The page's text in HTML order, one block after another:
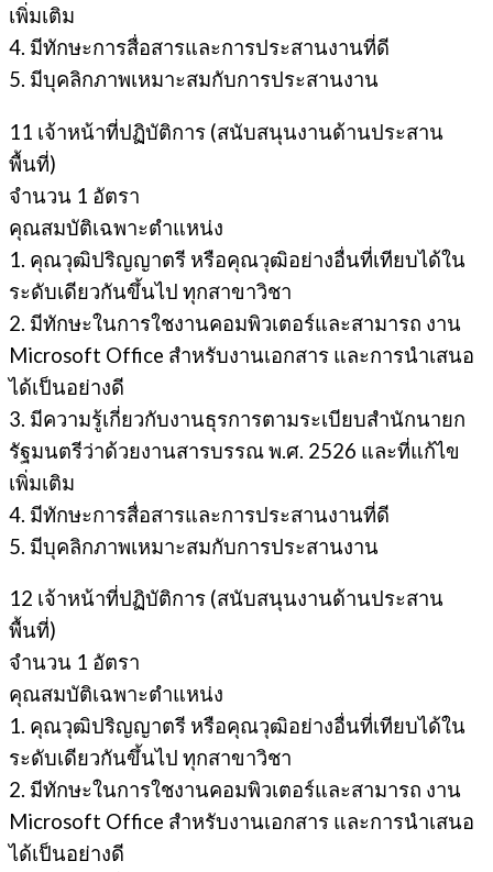
เพิ่มเติม
4. มีทักษะการสื่อสารและการประสานงานที่ดี
5. มีบุคลิกภาพเหมาะสมกับการประสานงาน
11 เจ้าหน้าที่ปฏิบัติการ (สนับสนุนงานด้านประสาน
พื้นที่)
จํานวน 1 อัตรา
คุณสมบัติเฉพาะตำแหน่ง
1. คุณวุฒิปริญญาตรี หรือคุณวุฒิอย่างอื่นที่เทียบได้ใน
ระดับเดียวกันขึ้นไป ทุกสาขาวิชา
2. มีทักษะในการใชงานคอมพิวเตอร์และสามารถ งาน
Microsoft Office สําหรับงานเอกสาร และการนําเสนอ
ได้เป็นอย่างดี
3. มีความรู้เกี่ยวกับงานธุรการตามระเบียบสํานักนายก
รัฐมนตรีว่าด้วยงานสารบรรณ พ.ศ. 2526 และที่แก้ไข
เพิ่มเติม
4. มีทักษะการสื่อสารและการประสานงานที่ดี
5. มีบุคลิกภาพเหมาะสมกับการประสานงาน
12 เจ้าหน้าที่ปฏิบัติการ (สนับสนุนงานด้านประสาน
พื้นที่)
จํานวน 1 อัตรา
คุณสมบัติเฉพาะตำแหน่ง
1. คุณวุฒิปริญญาตรี หรือคุณวุฒิอย่างอื่นที่เทียบได้ใน
ระดับเดียวกันขึ้นไป ทุกสาขาวิชา
2. มีทักษะในการใชงานคอมพิวเตอร์และสามารถ งาน
Microsoft Office สําหรับงานเอกสาร และการนําเสนอ
ได้เป็นอย่างดี